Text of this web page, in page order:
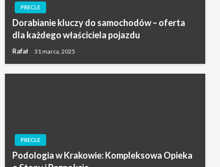
PRECLE
Dorabianie kluczy do samochodów – oferta
dla każdego właściciela pojazdu
Rafał 31 marca, 2025
PRECLE
Podologia w Krakowie: Kompleksowa Opieka